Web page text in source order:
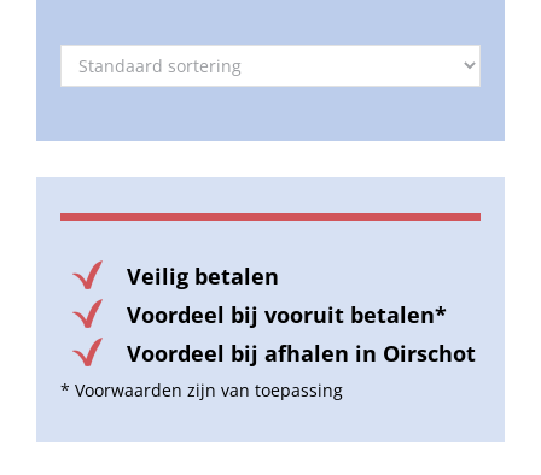
Veilig betalen
Voordeel bij vooruit betalen*
Voordeel bij afhalen in Oirschot
* Voorwaarden zijn van toepassing